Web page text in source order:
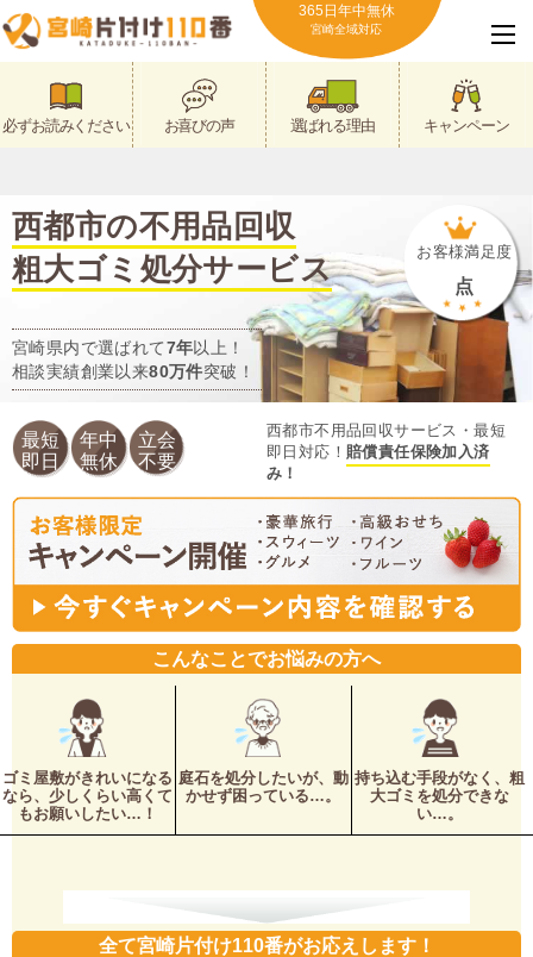
365日年中無休
宮崎全域対応
必ずお読みください お喜びの声 選ばれる理由 キャンペーン
西都市の不用品回収
粗大ゴミ処分サービス
宮崎県内で選ばれて7年以上！
相談実績創業以来80万件突破！
お客様満足度
点
最短
即日
年中
無休
立会
不要
西都市不用品回収サービス・最短
即日対応！ 賠償責任保険加入済
み！
こんなことでお悩みの方へ
ゴミ屋敷がきれいになる
なら、少しくらい高くて
もお願いしたい…！
庭石を処分したいが、動
かせず困っている…。
持ち込む手段がなく、粗
大ゴミを処分できな
い…。
全て宮崎片付け110番がお応えします！